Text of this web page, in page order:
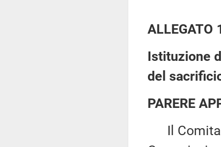
ALLEGATO
Istituzione
del
PARERE
Il